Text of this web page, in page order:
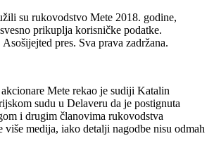
su rukovodstvo Mete 2018. godine,
prikuplja korisničke podatke.
pres. Sva prava zadržana.
Mete rekao je sudiji Katalin
sudu u Delaveru da je postignuta
i drugim članovima rukovodstva
medija, iako detalji nagodbe nisu odmah